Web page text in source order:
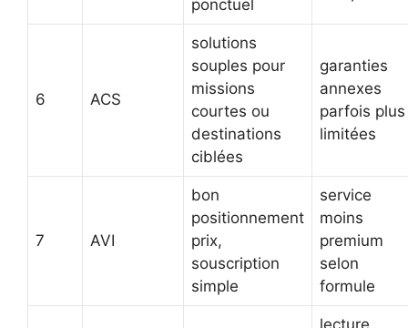
ponctuel
6 ACS
solutions
souples pour
missions
courtes ou
destinations
ciblées
garanties
annexes
parfois plus
limitées
7 AVI
bon
positionnement
prix,
souscription
simple
service
moins
premium
selon
formule
lecture